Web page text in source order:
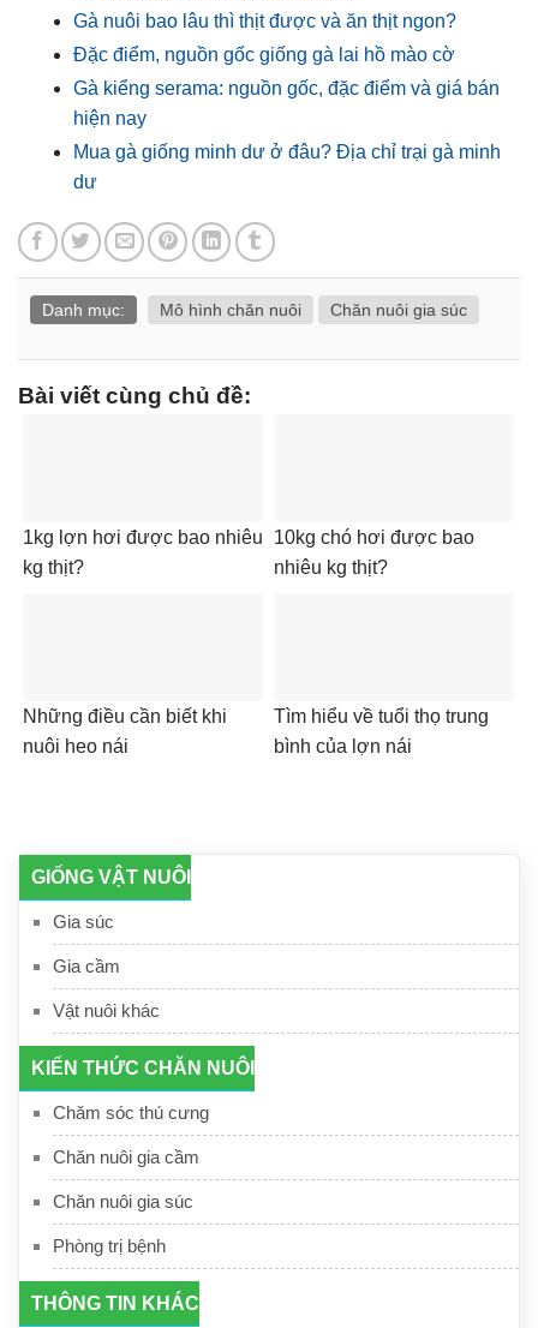
GIỐNG VẬT NUÔI
Gia súc
Gia cầm
Vật nuôi khác
KIẾN THỨC CHĂN NUÔI
Chăm sóc thú cưng
Chăn nuôi gia cầm
Chăn nuôi gia súc
Phòng trị bệnh
THÔNG TIN KHÁC
Gà nuôi bao lâu thì thịt được và ăn thịt ngon?
Đặc điểm, nguồn gốc giống gà lai hồ mào cờ
Gà kiểng serama: nguồn gốc, đặc điểm và giá bán
hiện nay
Mua gà giống minh dư ở đâu? Địa chỉ trại gà minh
dư
Danh mục: Mô hình chăn nuôi Chăn nuôi gia súc
Bài viết cùng chủ đề:
1kg lợn hơi được bao nhiêu
kg thịt?
10kg chó hơi được bao
nhiêu kg thịt?
Những điều cần biết khi
nuôi heo nái
Tìm hiểu về tuổi thọ trung
bình của lợn nái